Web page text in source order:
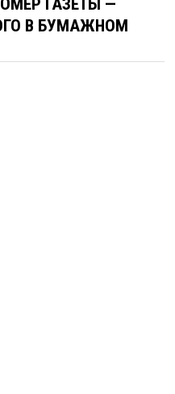
ГАЗЕТЫ —
В БУМАЖНОМ